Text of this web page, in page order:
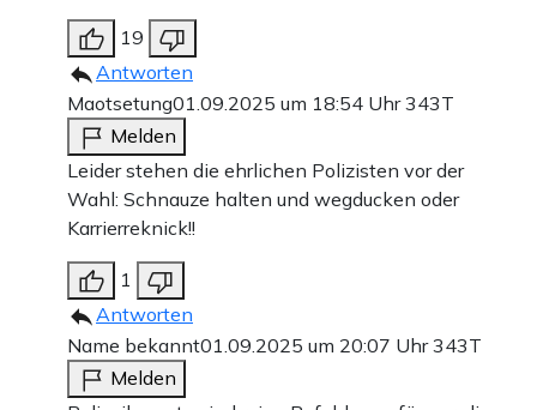
19
Antworten
Maotsetung01.09.2025 um 18:54 Uhr343T
Melden
Leider stehen die ehrlichen Polizisten vor der
Wahl: Schnauze halten und wegducken oder
Karrierreknick!!
1
Antworten
Name bekannt01.09.2025 um 20:07 Uhr343T
Melden